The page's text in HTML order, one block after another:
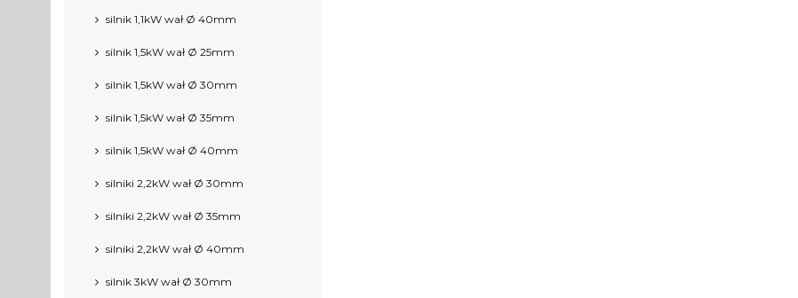
silnik 1,1kW wał Ø 40mm
silnik 1,5kW wał Ø 25mm
silnik 1,5kW wał Ø 30mm
silnik 1,5kW wał Ø 35mm
silnik 1,5kW wał Ø 40mm
silniki 2,2kW wał Ø 30mm
silniki 2,2kW wał Ø 35mm
silniki 2,2kW wał Ø 40mm
silnik 3kW wał Ø 30mm